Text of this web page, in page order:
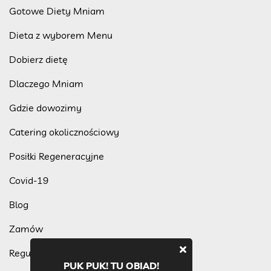
Gotowe Diety Mniam
Dieta z wyborem Menu
Dobierz dietę
Dlaczego Mniam
Gdzie dowozimy
Catering okolicznościowy
Posiłki Regeneracyjne
Covid-19
Blog
Zamów
Regulamin programu lojalnościowego
PUK PUK! TU OBIAD!